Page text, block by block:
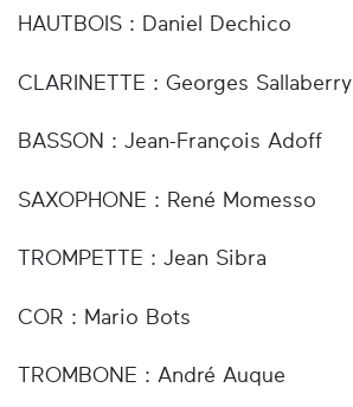
HAUTBOIS : Daniel Dechico
CLARINETTE : Georges Sallaberry
BASSON : Jean-François Adoff
SAXOPHONE : René Momesso
TROMPETTE : Jean Sibra
COR : Mario Bots
TROMBONE : André Auque